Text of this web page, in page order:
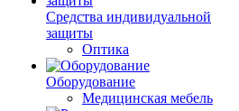
Средства индивидуальной
защиты
Оптика
Оборудование
Медицинская мебель